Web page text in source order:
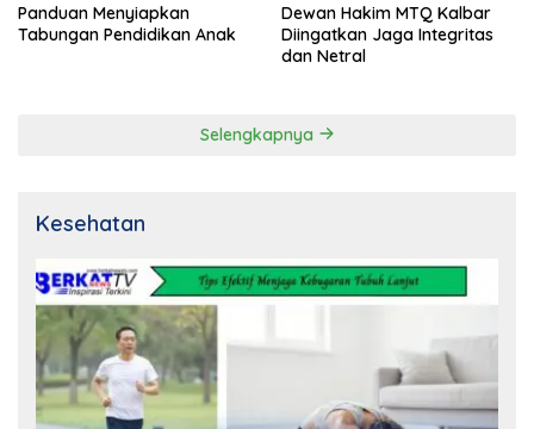
Panduan Menyiapkan
Tabungan Pendidikan Anak
Dewan Hakim MTQ Kalbar
Diingatkan Jaga Integritas
dan Netral
Selengkapnya
Kesehatan